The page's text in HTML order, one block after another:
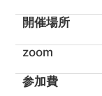
開催場所
zoom
参加費